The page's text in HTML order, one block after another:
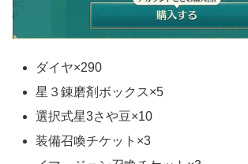
ダイヤ×290
星３錬磨剤ボックス×5
選択式星3さや豆×10
装備召喚チケット×3